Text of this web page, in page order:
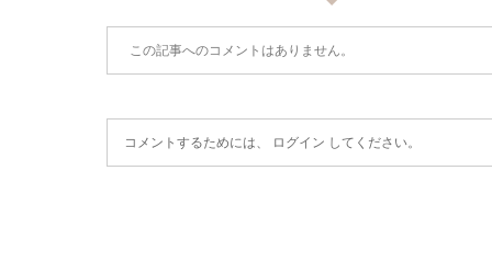
この記事へのコメントはありません。
コメントするためには、 ログイン してください。